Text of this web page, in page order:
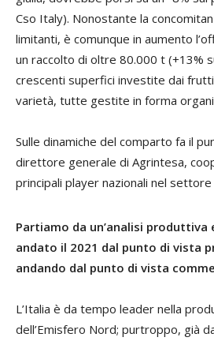
Cso Italy). Nonostante la
limitanti, è comunque in aumento
un raccolto di oltre 80.000 t (+13%
crescenti superfici investite dai
varietà, tutte gestite in forma
Sulle dinamiche del comparto fa il
direttore generale di Agrintesa,
principali player nazionali nel settore
Partiamo da un’analisi produttiva
andato il 2021 dal punto di vista
andando dal punto di vista
L’Italia è da tempo leader nella
dell’Emisfero Nord; purtroppo, già